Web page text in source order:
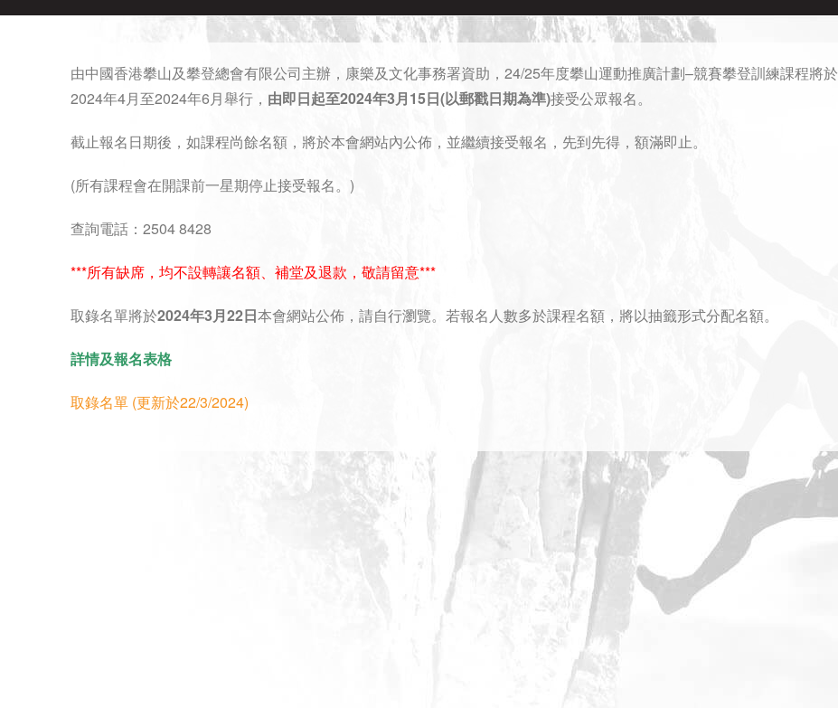
由中國香港攀山及攀登總會有限公司主辦，康樂及文化事務署資助，24/25年度攀山運動推廣計劃–競賽攀登訓練課程將於
2024年4月至2024年6月舉行， 由即日起至2024年3月15日(以郵戳日期為準)接受公眾報名。
截止報名日期後，如課程尚餘名額，將於本會網站內公佈，並繼續接受報名，先到先得，額滿即止。
(所有課程會在開課前一星期停止接受報名。)
查詢電話：2504 8428
***所有缺席，均不設轉讓名額、補堂及退款，敬請留意***
取錄名單將於2024年3月22日本會網站公佈，請自行瀏覽。若報名人數多於課程名額，將以抽籤形式分配名額。
詳情及報名表格
取錄名單 (更新於22/3/2024)